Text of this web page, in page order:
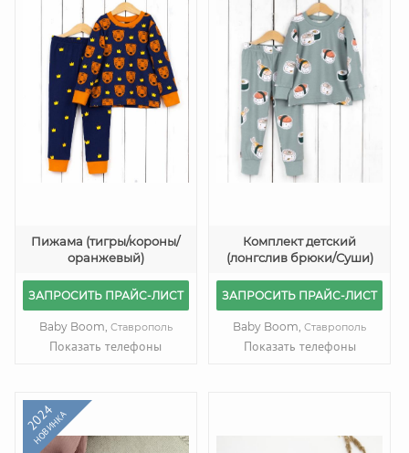
Пижама (тигры/короны/
оранжевый)
ЗАПРОСИТЬ ПРАЙС-ЛИСТ
Baby Boom, Ставрополь
Показать телефоны
Комплект детский
(лонгслив брюки/Суши)
ЗАПРОСИТЬ ПРАЙС-ЛИСТ
Baby Boom,Ставрополь
Показать телефоны
2024
НОВИНКА